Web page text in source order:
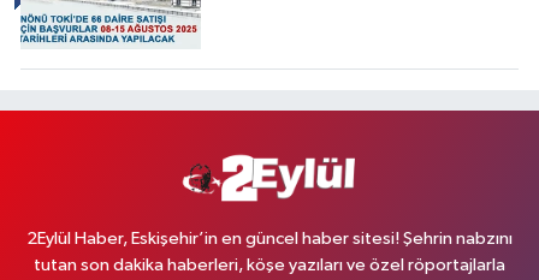
2Eylül Haber, Eskişehir’in en güncel haber sitesi! Şehrin nabzını
tutan son dakika haberleri, köşe yazıları ve özel röportajlarla